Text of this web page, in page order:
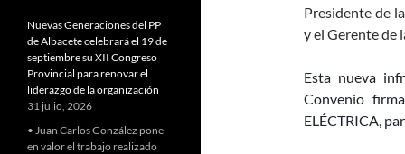
Presidente de
y el Gerente de
Esta nueva
Convenio
ELÉCTRICA,
Nuevas Generaciones del PP
de Albacete celebrará el 19 de
septiembre su XII Congreso
Provincial para renovar el
liderazgo de la organización
31 julio, 2026
• Juan Carlos González pone
en valor el trabajo realizado